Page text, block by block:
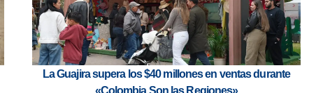
La Guajira supera los $40 millones en ventas durante
«Colombia Son las Regiones»